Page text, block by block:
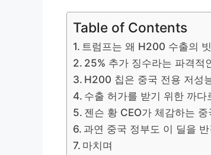
Table of Contents
트럼프는 왜 H200 수출의
25% 추가 징수라는 파격적
H200 칩은 중국 전용 저성
수출 허가를 받기 위한 까다
젠슨 황 CEO가 체감하는
과연 중국 정부도 이 딜을
마치며